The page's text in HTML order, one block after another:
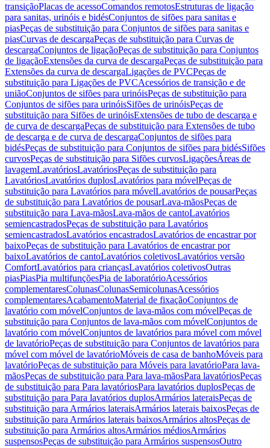
transiçãoPlacas de acessoComandos remotosEstruturas de ligação
para sanitas, urinóis e bidésConjuntos de sifões para sanitas e
piasPeças de substituição para Conjuntos de sifões para sanitas e
piasCurvas de descargaPeças de substituição para Curvas de
descargaConjuntos de ligaçãoPeças de substituição para Conjuntos
de ligaçãoExtensões da curva de descargaPeças de substituição para
Extensões da curva de descargaLigações de PVCPeças de
substituição para Ligações de PVCAcessórios de transição e de
uniãoConjuntos de sifões para urinóisPeças de substituição para
Conjuntos de sifões para urinóisSifões de urinóisPeças de
substituição para Sifões de urinóisExtensões de tubo de descarga e
de curva de descargaPeças de substituição para Extensões de tubo
de descarga e de curva de descargaConjuntos de sifões para
bidésPeças de substituição para Conjuntos de sifões para bidésSifões
curvosPeças de substituição para Sifões curvosLigaçõesÁreas de
lavagemLavatóriosLavatóriosPeças de substituição para
LavatóriosLavatórios duplosLavatórios para móvelPeças de
substituição para Lavatórios para móvelLavatórios de pousarPeças
de substituição para Lavatórios de pousarLava-mãosPeças de
substituição para Lava-mãosLava-mãos de cantoLavatórios
semiencastradosPeças de substituição para Lavatórios
semiencastradosLavatórios encastradosLavatórios de encastrar por
baixoPeças de substituição para Lavatórios de encastrar por
baixoLavatórios de cantoLavatórios coletivosLavatórios versão
ComfortLavatórios para criançasLavatórios coletivosOutras
piasPiasPia multifunçõesPia de laboratórioAcessórios
complementaresColunasColunasSemicolunasAcessórios
complementaresAcabamentoMaterial de fixaçãoConjuntos de
lavatório com móvelConjuntos de lava-mãos com móvelPeças de
substituição para Conjuntos de lava-mãos com móvelConjuntos de
lavatório com móvelConjuntos de lavatórios para móvel com móvel
de lavatórioPeças de substituição para Conjuntos de lavatórios para
móvel com móvel de lavatórioMóveis de casa de banhoMóveis para
lavatórioPeças de substituição para Móveis para lavatórioPara lava-
mãosPeças de substituição para Para lava-mãosPara lavatóriosPeças
de substituição para Para lavatóriosPara lavatórios duplosPeças de
substituição para Para lavatórios duplosArmários lateraisPeças de
substituição para Armários lateraisArmários laterais baixosPeças de
substituição para Armários laterais baixosArmários altosPeças de
substituição para Armários altosArmários médiosArmários
suspensosPeças de substituição para Armários suspensosOutro